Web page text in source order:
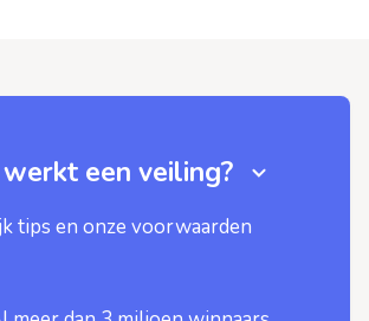
een veiling?
tips en onze voorwaarden